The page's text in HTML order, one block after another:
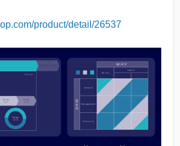
product/detail/26537